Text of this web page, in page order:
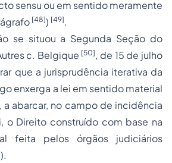
sensu ou em sentido meramente
[48]) [49].
se situou a Segunda Seção do
c. Belgique [50], de 15 de julho
que a jurisprudência iterativa da
enxerga a lei em sentidomaterial
a abarcar, no campo de incidência
, o Direito construído com base na
feita pelos órgãos judiciários